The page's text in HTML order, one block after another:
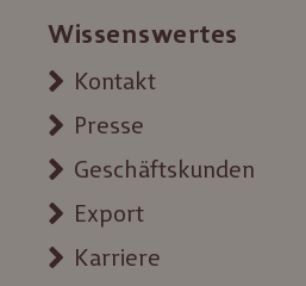
Wissenswertes
Kontakt
Presse
Geschäftskunden
Export
Karriere